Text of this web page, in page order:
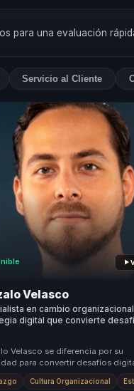
para una evaluación
Servicio al Cliente
Velasco
en cambio
digital que convierte
en decisiones claras y
Velasco se diferencia por su
para convertir desafíos
de crecimiento. Su
l...
Cultura Organizacional